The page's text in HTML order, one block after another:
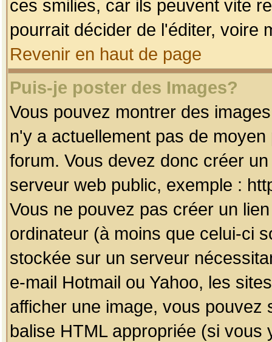
ces smilies, car ils peuvent vite
pourrait décider de l'éditer, voire
Revenir en haut de page
Puis-je poster des Images?
Vous pouvez montrer des
n'y a actuellement pas de
forum. Vous devez donc créer
serveur web public, exemple :
Vous ne pouvez pas créer un
ordinateur (à moins que celui-ci
stockée sur un serveur
e-mail Hotmail ou Yahoo, les
afficher une image, vous pouvez
balise HTML appropriée (si vous